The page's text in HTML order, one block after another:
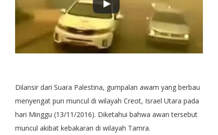
Dilansir dari Suara Palestina, gumpalan awam yang berbau
menyengat pun muncul di wilayah Creot, Israel Utara pada
hari Minggu (13/11/2016). Diketahui bahwa awan tersebut
muncul akibat kebakaran di wilayah Tamra.